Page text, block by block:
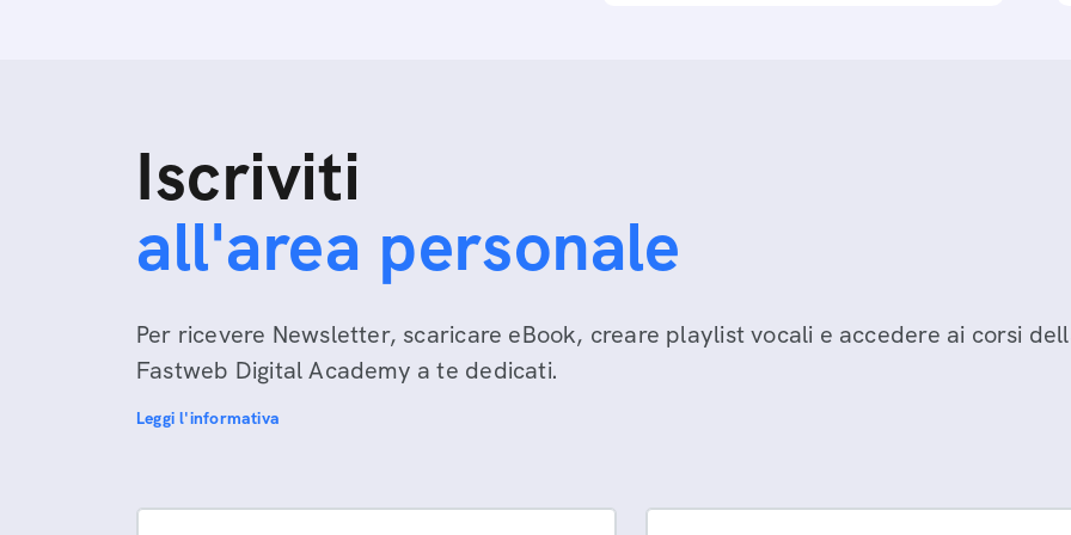
Iscriviti
all'area personale
Per ricevere Newsletter, scaricare eBook, creare playlist vocali e accedere ai corsi
Fastweb Digital Academy a te dedicati.
Leggi l'informativa